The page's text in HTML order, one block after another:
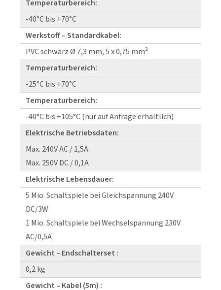
Temperaturbereich:
-40°C bis +70°C
Werkstoff – Standardkabel:
PVC schwarz Ø 7,3 mm, 5 x 0,75 mm²
Temperaturbereich:
-25°C bis +70°C
Temperaturbereich:
-40°C bis +105°C (nur auf Anfrage erhältlich)
Elektrische Betriebsdaten:
Max. 240V AC / 1,5A
Max. 250V DC / 0,1A
Elektrische Lebensdauer:
5 Mio. Schaltspiele bei Gleichspannung 240V
DC/3W
1 Mio. Schaltspiele bei Wechselspannung 230V
AC/0,5A
Gewicht – Endschalterset :
0,2 kg
Gewicht – Kabel (5m) :